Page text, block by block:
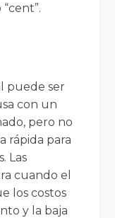
puede ser
con un
pero no
rápida para
Las
cuando el
los costos
y la baja